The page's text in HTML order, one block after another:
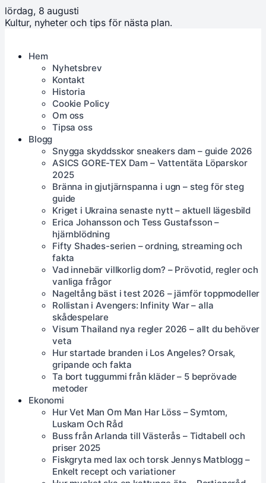
lördag, 8 augusti
Kultur, nyheter och tips för nästa plan.
Hem
Nyhetsbrev
Kontakt
Historia
Cookie Policy
Om oss
Tipsa oss
Blogg
Snygga skyddsskor sneakers dam – guide 2026
ASICS GORE-TEX Dam – Vattentäta Löparskor
2025
Bränna in gjutjärnspanna i ugn – steg för steg
guide
Kriget i Ukraina senaste nytt – aktuell lägesbild
Erica Johansson och Tess Gustafsson –
hjärnblödning
Fifty Shades-serien – ordning, streaming och
fakta
Vad innebär villkorlig dom? – Prövotid, regler och
vanliga frågor
Nageltång bäst i test 2026 – jämför toppmodeller
Rollistan i Avengers: Infinity War – alla
skådespelare
Visum Thailand nya regler 2026 – allt du behöver
veta
Hur startade branden i Los Angeles? Orsak,
gripande och fakta
Ta bort tuggummi från kläder – 5 beprövade
metoder
Ekonomi
Hur Vet Man Om Man Har Löss – Symtom,
Luskam Och Råd
Buss från Arlanda till Västerås – Tidtabell och
priser 2025
Fiskgryta med lax och torsk Jennys Matblogg –
Enkelt recept och variationer